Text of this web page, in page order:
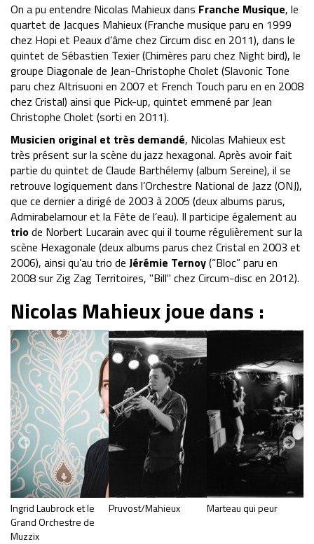
On a pu entendre Nicolas Mahieux dans Franche Musique, le
quartet de Jacques Mahieux (Franche musique paru en 1999
chez Hopi et Peaux d’âme chez Circum disc en 2011), dans le
quintet de Sébastien Texier (Chimères paru chez Night bird), le
groupe Diagonale de Jean-Christophe Cholet (Slavonic Tone
paru chez Altrisuoni en 2007 et French Touch paru en en 2008
chez Cristal) ainsi que Pick-up, quintet emmené par Jean
Christophe Cholet (sorti en 2011).
Musicien original et très demandé, Nicolas Mahieux est
très présent sur la scène du jazz hexagonal. Après avoir fait
partie du quintet de Claude Barthélemy (album Sereine), il se
retrouve logiquement dans l’Orchestre National de Jazz (ONJ),
que ce dernier a dirigé de 2003 à 2005 (deux albums parus,
Admirabelamour et la Fête de l’eau). Il participe également au
triode Norbert Lucarain avec qui il tourne régulièrement sur la
scène Hexagonale (deux albums parus chez Cristal en 2003 et
2006), ainsi qu’au trio de Jérémie Ternoy(“Bloc” paru en
2008 sur Zig Zag Territoires, "Bill" chez Circum-disc en 2012).
Nicolas Mahieux joue dans :
Ingrid Laubrock et le
Grand Orchestre de
Muzzix
Pruvost/Mahieux Marteau qui peur